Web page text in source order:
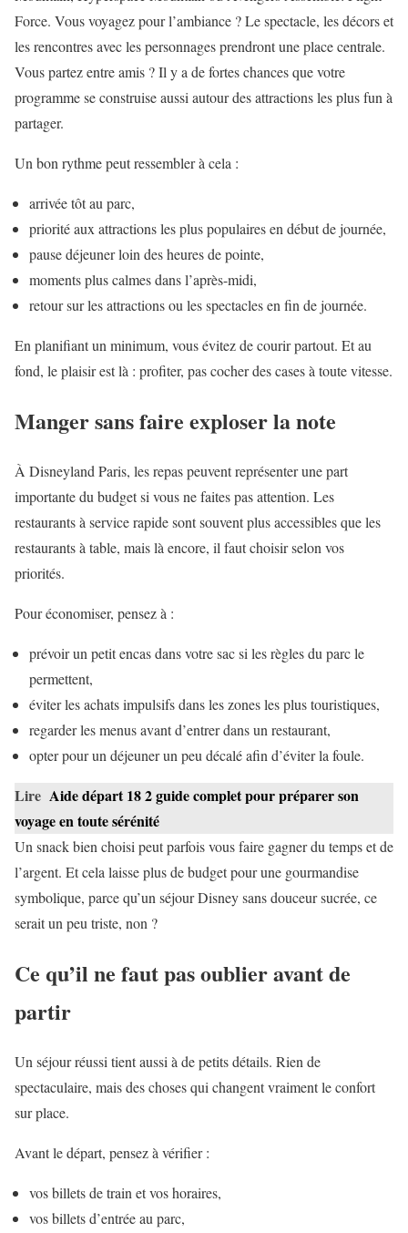
Force. Vous voyagez pour l’ambiance ? Le spectacle, les décors et
les rencontres avec les personnages prendront une place centrale.
Vous partez entre amis ? Il y a de fortes chances que votre
programme se construise aussi autour des attractions les plus fun à
partager.
Un bon rythme peut ressembler à cela :
arrivée tôt au parc,
priorité aux attractions les plus populaires en début de journée,
pause déjeuner loin des heures de pointe,
moments plus calmes dans l’après-midi,
retour sur les attractions ou les spectacles en fin de journée.
En planifiant un minimum, vous évitez de courir partout. Et au
fond, le plaisir est là : profiter, pas cocher des cases à toute vitesse.
Manger sans faire exploser la note
À Disneyland Paris, les repas peuvent représenter une part
importante du budget si vous ne faites pas attention. Les
restaurants à service rapide sont souvent plus accessibles que les
restaurants à table, mais là encore, il faut choisir selon vos
priorités.
Pour économiser, pensez à :
prévoir un petit encas dans votre sac si les règles du parc le
permettent,
éviter les achats impulsifs dans les zones les plus touristiques,
regarder les menus avant d’entrer dans un restaurant,
opter pour un déjeuner un peu décalé afin d’éviter la foule.
Lire Aide départ 18 2 guide complet pour préparer son
voyage en toute sérénité
Un snack bien choisi peut parfois vous faire gagner du temps et de
l’argent. Et cela laisse plus de budget pour une gourmandise
symbolique, parce qu’un séjour Disney sans douceur sucrée, ce
serait un peu triste, non ?
Ce qu’il ne faut pas oublier avant de
partir
Un séjour réussi tient aussi à de petits détails. Rien de
spectaculaire, mais des choses qui changent vraiment le confort
sur place.
Avant le départ, pensez à vérifier :
vos billets de train et vos horaires,
vos billets d’entrée au parc,